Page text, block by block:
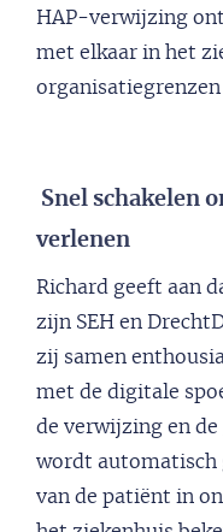
HAP-verwijzing
met elkaar in het
organisatiegrenzen
Snel schakelen
verlenen
Richard geeft aan
zijn SEH en
zij samen
met de digitale
de verwijzing en de
wordt automatisch
van de patiënt in